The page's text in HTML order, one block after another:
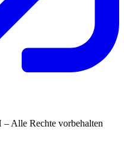
Alle Rechte vorbehalten